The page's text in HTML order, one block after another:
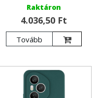
Raktáron
4.036,50 Ft
Tovább